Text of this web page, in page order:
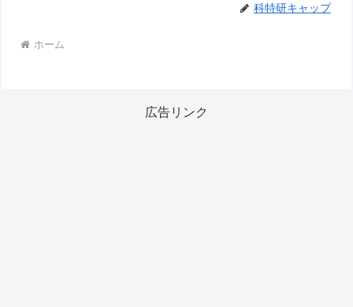
科特研キャップ
ホーム
広告リンク